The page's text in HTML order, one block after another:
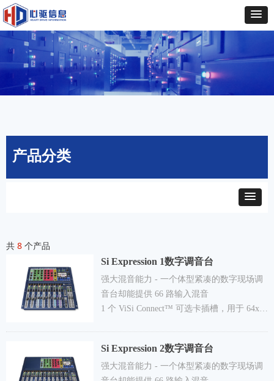
产品分类
共 8 个产品
Si Expression 1数字调音台
强大混音能力 - 一个体型紧凑的数字现场调
音台却能提供 66 路输入混音
1 个 ViSi Connect™ 可选卡插槽，用于 64x64
(BLU Link)，Dante™，CAT5 或光学
MADI，AVIOM™，CobraNet™ 等。
Si Expression 2数字调音台
强大混音能力 - 一个体型紧凑的数字现场调